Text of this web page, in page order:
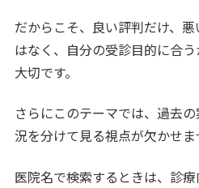
だからこそ、良い評判だけ、
はなく、自分の受診目的に合
大切です。
さらにこのテーマでは、過去
況を分けて見る視点が欠かせま
医院名で検索するときは、診